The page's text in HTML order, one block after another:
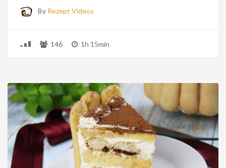
By Rezept Videos
146 1h 15min